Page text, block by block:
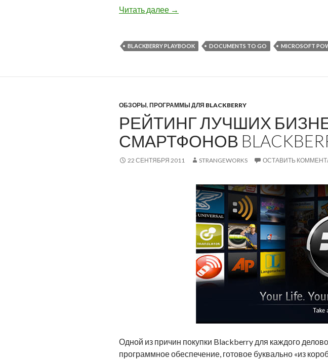
Читать далее Начало работы с Documents To Go на
→
BLACKBERRY PLAYBOOK DOCUMENTS TO GO MICROSOFT
ОБЗОРЫ, ПРОГРАММЫ ДЛЯ BLACKBERRY
РЕЙТИНГ ЛУЧШИХ
СМАРТФОНОВ
22 СЕНТЯБРЯ 2011 STRANGEWORKS ОСТАВИТЬ
Одной из причин покупки Blackberry для каждого
программное обеспечение, готовое буквально «из